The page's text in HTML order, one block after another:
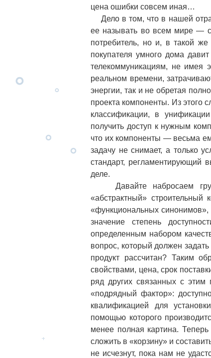
цена ошибки совсем иная…
Дело в том, что в нашей
ее называть во всем мире — с
потребитель, но и, в такой
покупателя умного дома
телекоммуникациям, не имея
реальном времени,
энергии, так и не обретая
проекта компоненты. Из этого
классификации, в
получить доступ к нужным
что их компоненты — весьма
задачу не снимает, а только
стандарт, регламентирующий
деле.
Давайте набросаем
«абстрактный» строительный
«функциональных
значение степень
определенным набором
вопрос, который должен
продукт рассчитан? Таким
свойствами, цена, срок
ряд других связанных с этим
«подрядный фактор»:
квалификацией для
помощью которого
менее полная картина.
сложить в «корзину» и
не исчезнут, пока нам не